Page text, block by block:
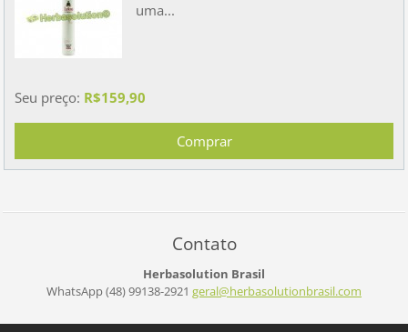
uma...
Seu preço: R$159,90
Contato
Herbasolution Brasil
WhatsApp (48) 99138-2921 geral@herbasolutionbrasil.com